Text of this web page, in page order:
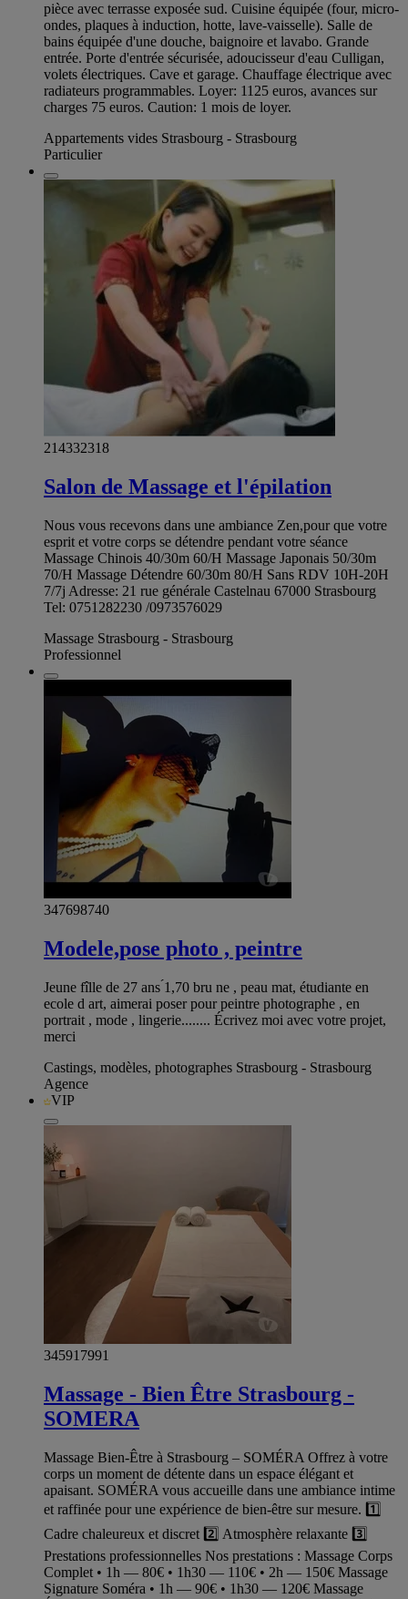
pièce avec terrasse exposée sud. Cuisine équipée (four, micro-
ondes, plaques à induction, hotte, lave-vaisselle). Salle de
bains équipée d'une douche, baignoire et lavabo. Grande
entrée. Porte d'entrée sécurisée, adoucisseur d'eau Culligan,
volets électriques. Cave et garage. Chauffage électrique avec
radiateurs programmables. Loyer: 1125 euros, avances sur
charges 75 euros. Caution: 1 mois de loyer.
Appartements vides Strasbourg - Strasbourg
Particulier
214332318
Salon de Massage et l'épilation
Nous vous recevons dans une ambiance Zen,pour que votre
esprit et votre corps se détendre pendant votre séance
Massage Chinois 40/30m 60/H Massage Japonais 50/30m
70/H Massage Détendre 60/30m 80/H Sans RDV 10H-20H
7/7j Adresse: 21 rue générale Castelnau 67000 Strasbourg
Tel: 0751282230 /0973576029
Massage Strasbourg - Strasbourg
Professionnel
347698740
Modele,pose photo , peintre
Jeune fîlle de 27 ans ́1,70 bru ne , peau mat, étudiante en
ecole d art, aimerai poser pour peintre photographe , en
portrait , mode , lingerie........ Écrivez moi avec votre projet,
merci
Castings, modèles, photographes Strasbourg - Strasbourg
Agence
VIP
345917991
Massage - Bien Être Strasbourg -
SOMERA
Massage Bien-Être à Strasbourg – SOMÉRA Offrez à votre
corps un moment de détente dans un espace élégant et
apaisant. SOMÉRA vous accueille dans une ambiance intime
et raffinée pour une expérience de bien-être sur mesure. 1️⃣
Cadre chaleureux et discret 2️⃣ Atmosphère relaxante 3️⃣
Prestations professionnelles Nos prestations : Massage Corps
Complet • 1h — 80€ • 1h30 — 110€ • 2h — 150€ Massage
Signature Soméra • 1h — 90€ • 1h30 — 120€ Massage